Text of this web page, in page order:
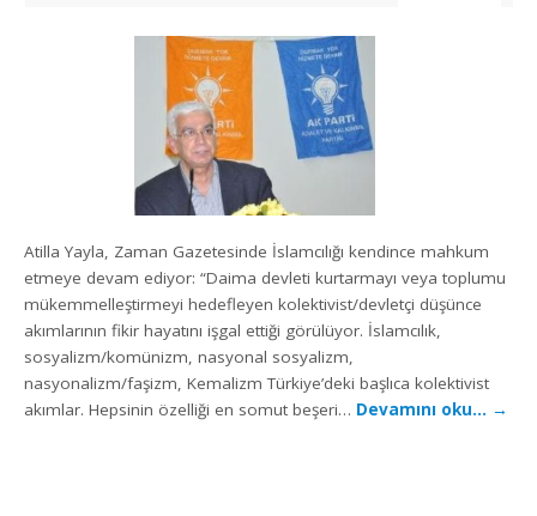
Atilla Yayla, Zaman Gazetesinde İslamcılığı kendince mahkum
etmeye devam ediyor: “Daima devleti kurtarmayı veya toplumu
mükemmelleştirmeyi hedefleyen kolektivist/devletçi düşünce
akımlarının fikir hayatını işgal ettiği görülüyor. İslamcılık,
sosyalizm/komünizm, nasyonal sosyalizm,
nasyonalizm/faşizm, Kemalizm Türkiye’deki başlıca kolektivist
akımlar. Hepsinin özelliği en somut beşeri… Devamını oku… →